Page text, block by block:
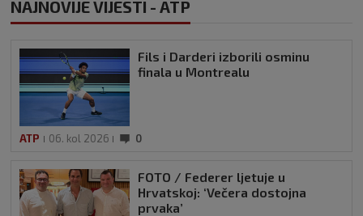
NAJNOVIJE VIJESTI - ATP
Fils i Darderi izborili osminu
finala u Montrealu
ATP 06. kol 2026 0
FOTO / Federer ljetuje u
Hrvatskoj: ‘Večera dostojna
prvaka’